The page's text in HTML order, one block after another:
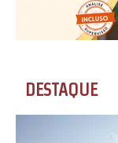
DESTAQUE